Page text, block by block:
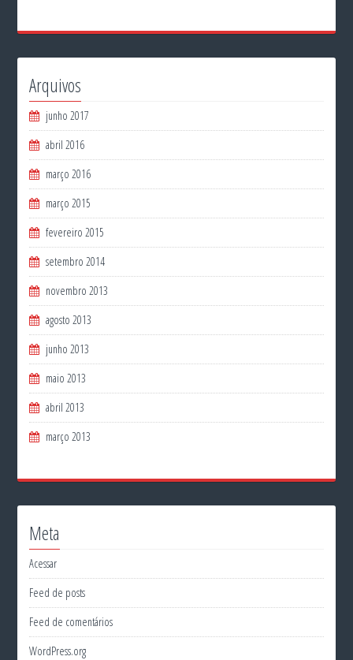
Arquivos
junho 2017
abril 2016
março 2016
março 2015
fevereiro 2015
setembro 2014
novembro 2013
agosto 2013
junho 2013
maio 2013
abril 2013
março 2013
Meta
Acessar
Feed de posts
Feed de comentários
WordPress.org